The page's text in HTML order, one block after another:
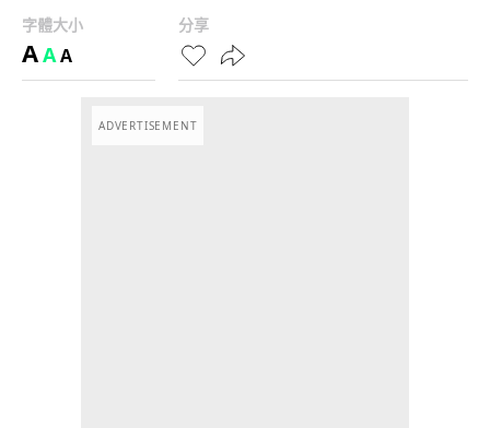
字體大小
AAA
分享
ADVERTISEMENT